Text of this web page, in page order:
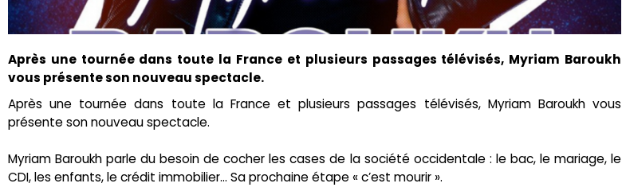
Après une tournée dans toute la France et plusieurs passages télévisés, Myriam Baroukh
vous présente son nouveau spectacle.
Après une tournée dans toute la France et plusieurs passages télévisés, Myriam Baroukh vous
présente son nouveau spectacle.
Myriam Baroukh parle du besoin de cocher les cases de la société occidentale : le bac, le mariage, le
CDI, les enfants, le crédit immobilier… Sa prochaine étape « c’est mourir ».